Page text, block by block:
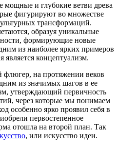
мощные и глубокие ветви древа
фигурируют во множестве
трансформаций.
образуя уникальные
формирующие новые
из наиболее ярких примеров
является концептуализм.
на протяжении веков
из значимых шагов в ее
утверждающий первичность
через которые мы понимаем
особенно ярко проявил себя в
первостепенное
отошла на второй план. Так
, или искусство идеи.